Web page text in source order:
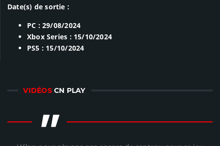
Date(s) de sortie :
PC : 29/08/2024
Xbox Series : 15/10/2024
PS5 : 15/10/2024
VIDÉOSCN PLAY
"